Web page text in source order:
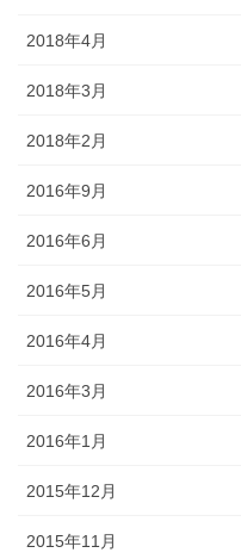
2018年4月
2018年3月
2018年2月
2016年9月
2016年6月
2016年5月
2016年4月
2016年3月
2016年1月
2015年12月
2015年11月